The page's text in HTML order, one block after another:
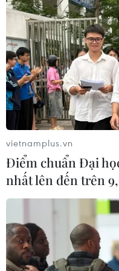
thuyền viên người
quỵ
04/08/2026 13:21
Tháo gỡ "điểm
tế tăng tốc chuyển
04/08/2026 08:08
Bộ Y tế ban hành Kế
thương tích giai đoạn
Hệ thống y tế đa cực,
vietnamplus.vn
Điểm chuẩn Đại
nhất lên đến trên